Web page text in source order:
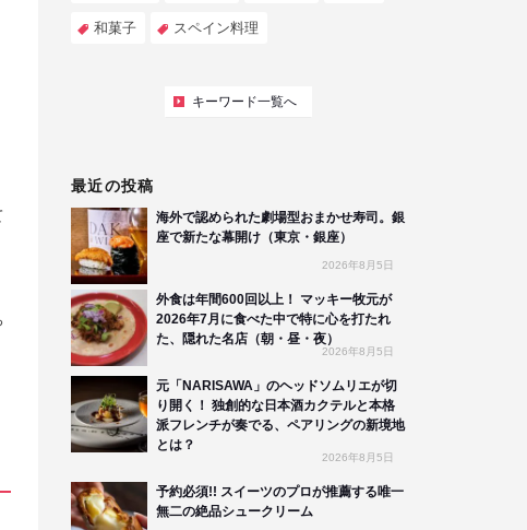
和菓子 スペイン料理
キーワード一覧へ
最近の投稿
海外で認められた劇場型おまかせ寿司。銀
座で新たな幕開け（東京・銀座）
2026年8月5日
外食は年間600回以上！ マッキー牧元が
2026年7月に食べた中で特に心を打たれ
た、隠れた名店（朝・昼・夜）
2026年8月5日
元「NARISAWA」のヘッドソムリエが切
り開く！ 独創的な日本酒カクテルと本格
派フレンチが奏でる、ペアリングの新境地
とは？
2026年8月5日
予約必須!! スイーツのプロが推薦する唯一
無二の絶品シュークリーム